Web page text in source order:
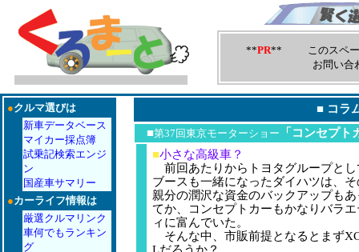
**PR** このスペース
お問い合
●クルマ選びは
新車データベース
マイカー採点簿
試乗記検索エンジ
ン
国産車サマリー
●カーライフ情報は
厳選クルマリンク
車何でもランキン
グ
■ コラ
■第37回東京モーターショー 「コンセプ
■小さな高級車？
前回あたりからトヨタグループとし
ブースも一緒になったダイハツは、そ
親分の潤沢な資金のバックアップもあ
てか、コンセプトカーもかなりバラエ
ィに富んでいた。
そんな中、市販前提となるとまず